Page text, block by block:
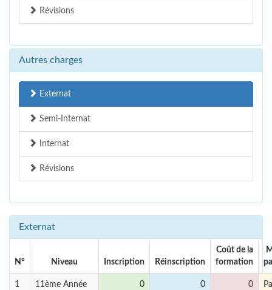
Révisions
Autres charges
Externat
Semi-Internat
Internat
Révisions
Externat
N° Niveau Inscription Réinscription
Coût de la
formation
1
11ème Année
0 0 0